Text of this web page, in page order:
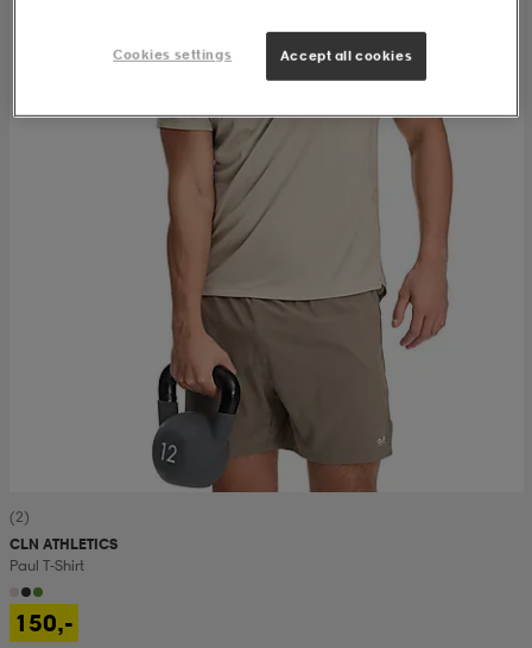
(2)
CLN ATHLETICS
Paul T-Shirt
150,-
Cookies settings Accept all cookies